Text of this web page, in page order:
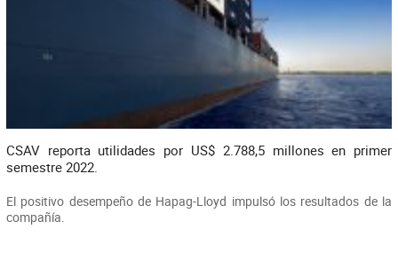
CSAV reporta utilidades por US$ 2.788,5 millones en primer
semestre 2022.
El positivo desempeño de Hapag-Lloyd impulsó los resultados de la
compañía.